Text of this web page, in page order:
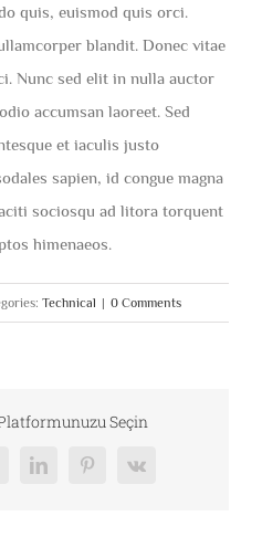
quis, euismod quis orci.
blandit. Donec vitae
Nunc sed elit in nulla auctor
accumsan laoreet. Sed
et iaculis justo
sapien, id congue magna
sociosqu ad litora torquent
himenaeos.
Technical | 0 Comments
Seçin
LinkedInPinterest
Vk